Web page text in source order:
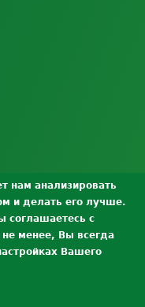
нам анализировать
и делать его лучше.
соглашаетесь с
менее, Вы всегда
Вашего